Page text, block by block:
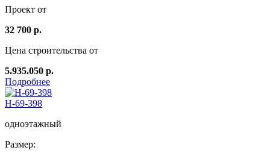
Проект от
32 700 р.
Цена строительства от
5.935.050 р.
Подробнее
Н-69-398
одноэтажный
Размер: